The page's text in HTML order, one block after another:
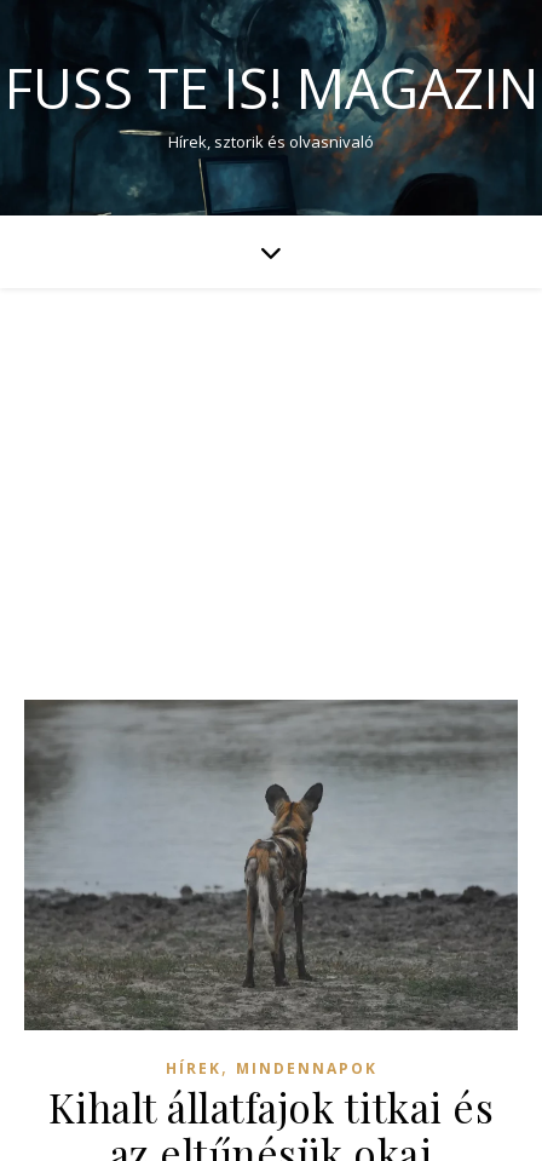
FUSS TE IS! MAGAZIN
Hírek, sztorik és olvasnivaló
HÍREK, MINDENNAPOK
Kihalt állatfajok titkai és